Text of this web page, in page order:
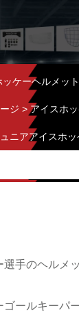
ッケーヘルメッ
ジ > アイスホ
ニアアイスホ
手のヘルメ
ゴールキーパ